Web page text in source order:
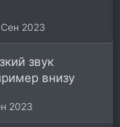
2023
звук
внизу
2023